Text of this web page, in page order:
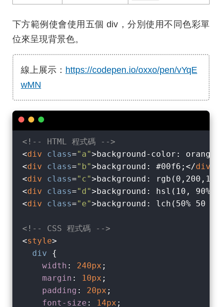
下方範例使會使用五個 div，分別使用不同色彩單
位來呈現背景色。
線上展示： https://codepen.io/oxxo/pen/vYqE
wMN
<!-- HTML 程式碼 -->
<div class="a"> background-color: orange;
<div class="b"> background: #00f6; </div
<div class="c"> background:
<div class="d"> background: hsl(10, 90%,
<div class="e"> background: lch(50% 50
<!-- CSS 程式碼 -->
<style>
div {
width : 240px ;
margin : 10px ;
padding : 20px ;
font-size : 14px ;